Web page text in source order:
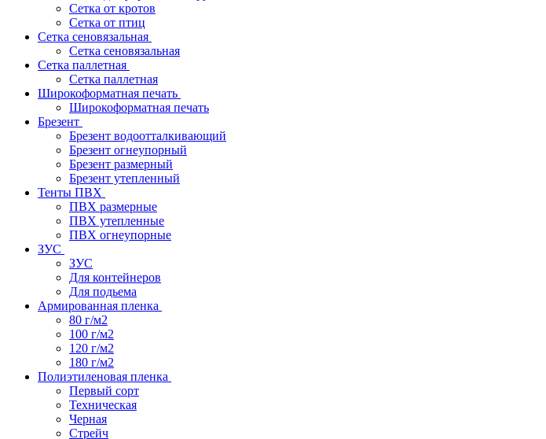
Сетка от кротов
Сетка от птиц
Сетка сеновязальная
Сетка сеновязальная
Сетка паллетная
Сетка паллетная
Широкоформатная печать
Широкоформатная печать
Брезент
Брезент водоотталкивающий
Брезент огнеупорный
Брезент размерный
Брезент утепленный
Тенты ПВХ
ПВХ размерные
ПВХ утепленные
ПВХ огнеупорные
ЗУС
ЗУС
Для контейнеров
Для подьема
Армированная пленка
80 г/м2
100 г/м2
120 г/м2
180 г/м2
Полиэтиленовая пленка
Первый сорт
Техническая
Черная
Стрейч